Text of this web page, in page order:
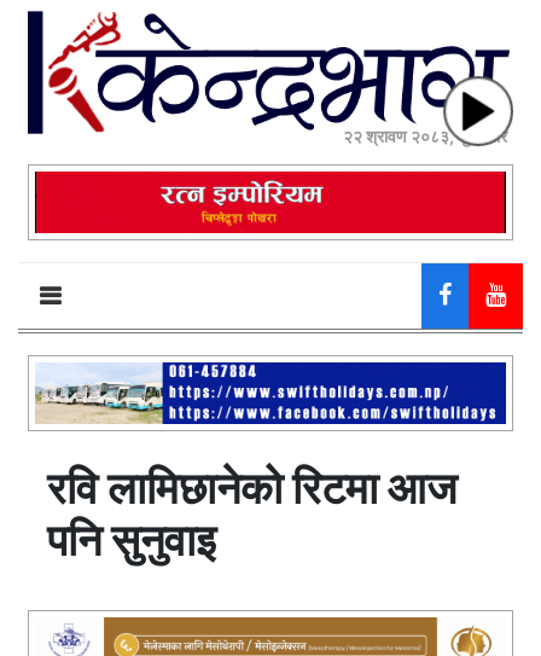
२२ श्रावण २०८३, शुक्रबार
रवि लामिछानेको रिटमा आज
पनि सुनुवाइ